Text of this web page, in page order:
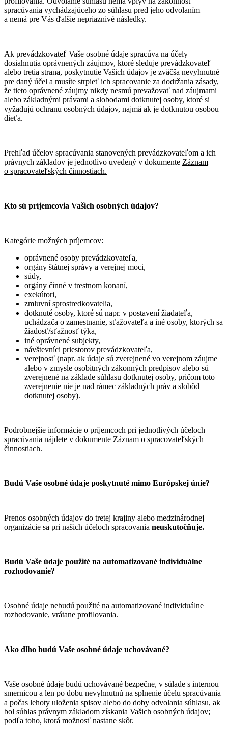
spracúvania vychádzajúceho zo súhlasu pred jeho odvolaním
a nemá pre Vás ďalšie nepriaznivé následky.
Ak prevádzkovateľ Vaše osobné údaje spracúva na účely
dosiahnutia oprávnených záujmov, ktoré sleduje prevádzkovateľ
alebo tretia strana, poskytnutie Vašich údajov je zväčša nevyhnutné
pre daný účel a musíte strpieť ich spracovanie za dodržania zásady,
že tieto oprávnené záujmy nikdy nesmú prevažovať nad záujmami
alebo základnými právami a slobodami dotknutej osoby, ktoré si
vyžadujú ochranu osobných údajov, najmä ak je dotknutou osobou
dieťa.
Prehľad účelov spracúvania stanovených prevádzkovateľom a ich
právnych základov je jednotlivo uvedený v dokumente Záznam
o spracovateľských činnostiach.
Kto sú príjemcovia Vašich osobných údajov?
Kategórie možných príjemcov:
oprávnené osoby prevádzkovateľa,
orgány štátnej správy a verejnej moci,
súdy,
orgány činné v trestnom konaní,
exekútori,
zmluvní sprostredkovatelia,
dotknuté osoby, ktoré sú napr. v postavení žiadateľa,
uchádzača o zamestnanie, sťažovateľa a iné osoby, ktorých sa
žiadosť/sťažnosť týka,
iné oprávnené subjekty,
návštevníci priestorov prevádzkovateľa,
verejnosť (napr. ak údaje sú zverejnené vo verejnom záujme
alebo v zmysle osobitných zákonných predpisov alebo sú
zverejnené na základe súhlasu dotknutej osoby, pričom toto
zverejnenie nie je nad rámec základných práv a slobôd
dotknutej osoby).
Podrobnejšie informácie o príjemcoch pri jednotlivých účeloch
spracúvania nájdete v dokumente Záznam o spracovateľských
činnostiach.
Budú Vaše osobné údaje poskytnuté mimo Európskej únie?
Prenos osobných údajov do tretej krajiny alebo medzinárodnej
organizácie sa pri našich účeloch spracovania neuskutočňuje.
Budú Vaše údaje použité na automatizované individuálne
rozhodovanie?
Osobné údaje nebudú použité na automatizované individuálne
rozhodovanie, vrátane profilovania.
Ako dlho budú Vaše osobné údaje uchovávané?
Vaše osobné údaje budú uchovávané bezpečne, v súlade s internou
smernicou a len po dobu nevyhnutnú na splnenie účelu spracúvania
a počas lehoty uloženia spisov alebo do doby odvolania súhlasu, ak
bol súhlas právnym základom získania Vašich osobných údajov;
podľa toho, ktorá možnosť nastane skôr.